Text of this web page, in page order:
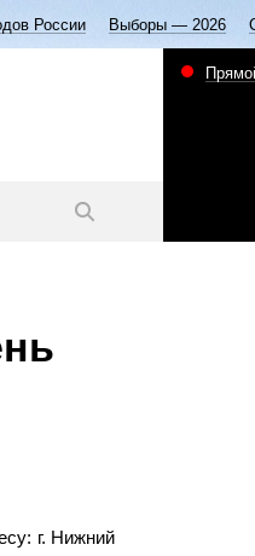
России Выборы — 2026
г. Нижний